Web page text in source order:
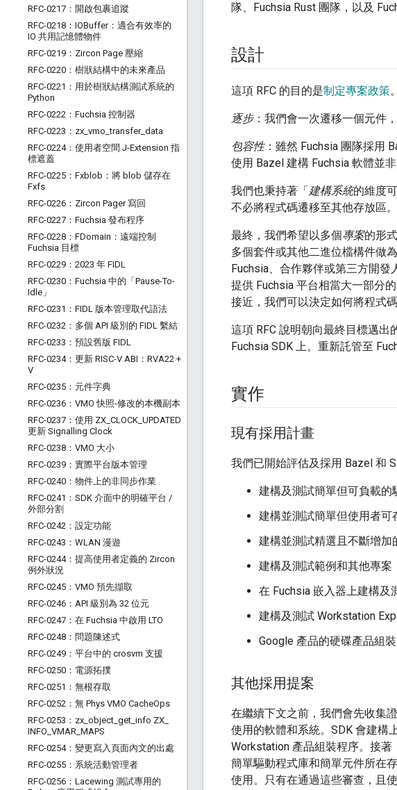
RFC-0217：開啟包裹追蹤
RFC-0218：IOBuffer：適合有效率的
IO 共用記憶體物件
RFC-0219：Zircon Page 壓縮
RFC-0220：樹狀結構中的未來產品
RFC-0221：用於樹狀結構測試系統的
Python
RFC-0222：Fuchsia 控制器
RFC-0223：zx vmo _transfer_ data
RFC-0224：使用者空間 J-Extension 指
標遮蓋
RFC-0225：Fxblob：將 blob 儲存在
Fxfs
RFC-0226：Zircon Pager 寫回
RFC-0227：Fuchsia 發布程序
RFC-0228：FDomain：遠端控制
Fuchsia 目標
RFC-0229：2023 年 FIDL
RFC-0230：Fuchsia 中的「Pause-To-
Idle」
RFC-0231：FIDL 版本管理取代語法
RFC-0232：多個 API 級別的 FIDL 繫結
RFC-0233：預設舊版 FIDL
RFC-0234：更新 RISC-V ABI：RVA22 +
V
RFC-0235：元件字典
RFC-0236：VMO 快照-修改的本機副本
RFC-0237：使用 ZX CLOCK UPDATED
更新 Signalling Clock
RFC-0238：VMO 大小
RFC-0239：實際平台版本管理
RFC-0240：物件上的非同步作業
RFC-0241：SDK 介面中的明確平台 /
外部分割
RFC-0242：設定功能
RFC-0243：WLAN 漫遊
RFC-0244：提高使用者定義的 Zircon
例外狀況
RFC-0245：VMO 預先擷取
RFC-0246：API 級別為 32 位元
RFC-0247：在 Fuchsia 中啟用 LTO
RFC-0248：問題陳述式
RFC-0249：平台中的 crosvm 支援
RFC-0250：電源拓撲
RFC-0251：無根存取
RFC-0252：無 Phys VMO CacheOps
RFC-0253：zx object get info ZX
INFO VMAR MAPS
RFC-0254：變更寫入頁面內文的出處
RFC-0255：系統活動管理者
RFC-0256：Lacewing 測試專用的
隊、Fuchsia Rust 團隊，以及
設計
這項 RFC 的目的是制定專案政策
逐步：我們會一次遷移一個元件
包容性：雖然 Fuchsia 團隊採用
使用 Bazel 建構 Fuchsia 軟體並非
我們也秉持著「建構系統的維度
不必將程式碼遷移至其他存放區。
最終，我們希望以多個專案的形
多個套件或其他二進位檔構件做
Fuchsia、合作夥伴或第三方開
提供 Fuchsia 平台相當大一部分
接近，我們可以決定如何將程式
這項 RFC 說明朝向最終目標邁
Fuchsia SDK 上。重新託管至
實作
現有採用計畫
我們已開始評估及採用 Bazel 和
建構及測試簡單但可負載的
建構並測試簡單但使用者
建構並測試精選且不斷增加
建構及測試範例和其他專案
在 Fuchsia 嵌入器上建構及
建構及測試 Workstation
Google 產品的硬碟產品組裝
其他採用提案
在繼續下文之前，我們會先收集
使用的軟體和系統。SDK 會建構
Workstation 產品組裝程序。接著
簡單驅動程式庫和簡單元件所在
使用。只有在通過這些審查，且